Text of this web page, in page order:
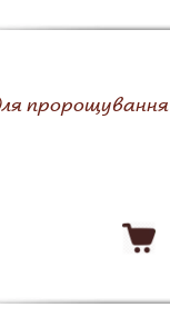
пророщування